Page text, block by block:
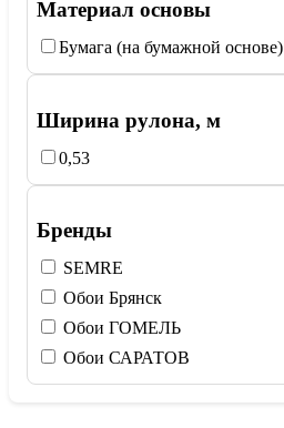
Материал основы
Бумага (на бумажной основе)
Ширина рулона, м
0,53
Бренды
SEMRE
Обои Брянск
Обои ГОМЕЛЬ
Обои САРАТОВ